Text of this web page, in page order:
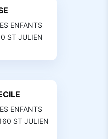
ENFANTS
ST JULIEN
ENFANTS
ST JULIEN